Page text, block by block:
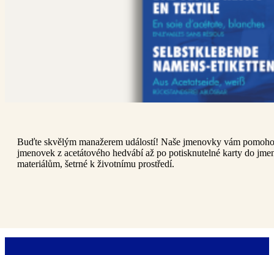
Buďte skvělým manažerem událostí! Naše jmenovky vám
jmenovek z acetátového hedvábí až po potisknutelné karty do
materiálům, šetrné k životnímu prostředí.